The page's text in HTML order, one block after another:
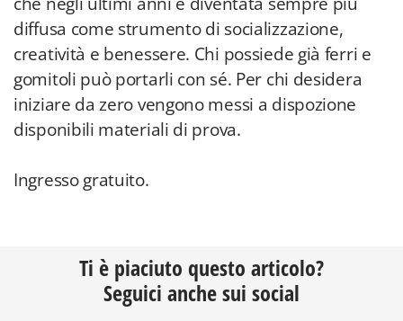
diffusa come strumento di socializzazione,
creatività e benessere. Chi possiede già ferri e
gomitoli può portarli con sé. Per chi desidera
iniziare da zero vengono messi a dispozione
disponibili materiali di prova.
Ingresso gratuito.
Ti è piaciuto questo articolo?
Seguici anche sui social